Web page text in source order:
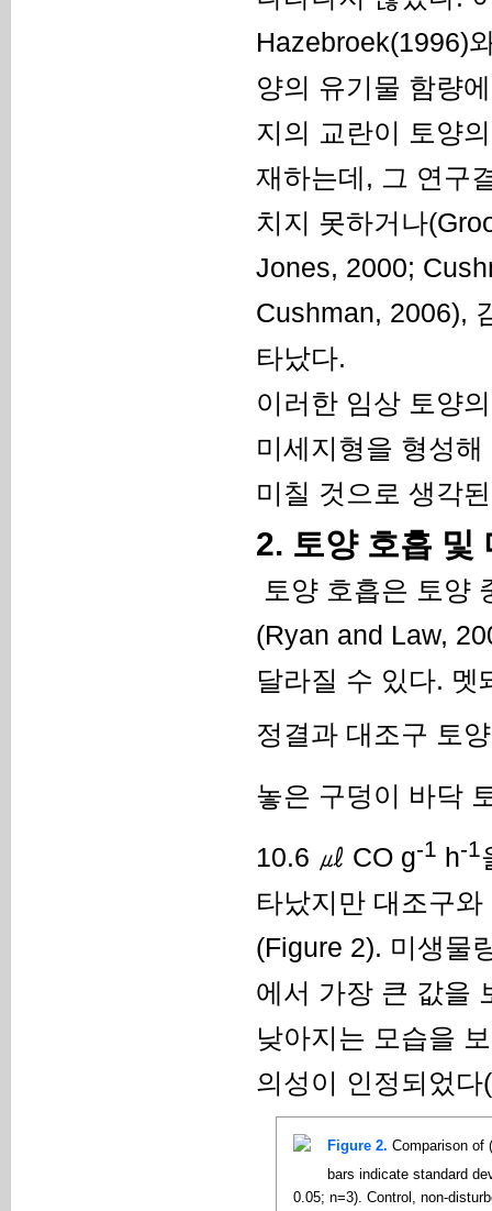
Hazebroek(1996)
양의 유기물 함량
지의 교란이 토양
재하는데, 그 연구
치지 못하거나
Jones, 2000;
Cushman, 2006),
타났다.
이러한 임상 토양
미세지형을 형성
미칠 것으로 생각
2. 토양 호흡 및
토양 호흡은 토양
(Ryan and Law,
달라질 수 있다. 멧
정결과 대조구 토
놓은 구덩이 바닥
10.6 ㎕ CO g-1 h-1
타났지만 대조구
(Figure 2). 미생물
에서 가장 큰 값을
낮아지는 모습을
의성이 인정되었다
Figure 2. Comparison of
bars indicate standard
0.05; n=3). Control, non-